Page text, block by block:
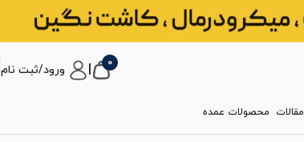
0 ورود/ثبت نام
مقالات محصولات عمده